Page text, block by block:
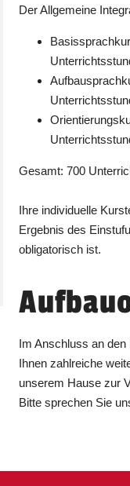
Der Allgemeine
Gesamt: 700
Ihre individuelle
Ergebnis des
obligatorisch ist.
Im Anschluss an
Ihnen zahlreiche
unserem Hause zur
Bitte sprechen Sie